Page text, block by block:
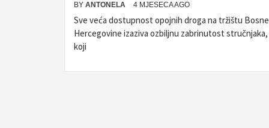
BY ANTONELA 4 MJESECA AGO
Sve veća dostupnost opojnih droga na tržištu
Hercegovine izaziva ozbiljnu zabrinutost stručnjaka,
koji